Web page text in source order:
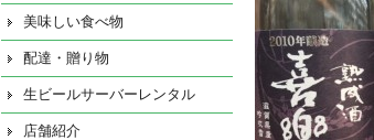
美味しい食べ物
配達・贈り物
生ビールサーバーレンタル
店舗紹介